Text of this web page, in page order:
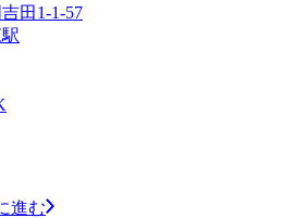
田1-1-57
進む